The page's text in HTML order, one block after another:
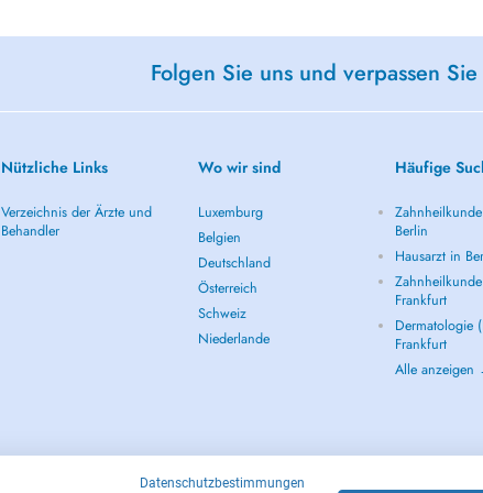
Folgen Sie uns und verpassen
Nützliche Links
Verzeichnis der Ärzte und
Behandler
Wo wir sind
Luxemburg
Belgien
Deutschland
Österreich
Schweiz
Niederlande
Häufige
Berlin
Hausarzt in
Frankfurt
Dermatologie
Frankfurt
Alle anzeigen
Datenschutzbestimmungen